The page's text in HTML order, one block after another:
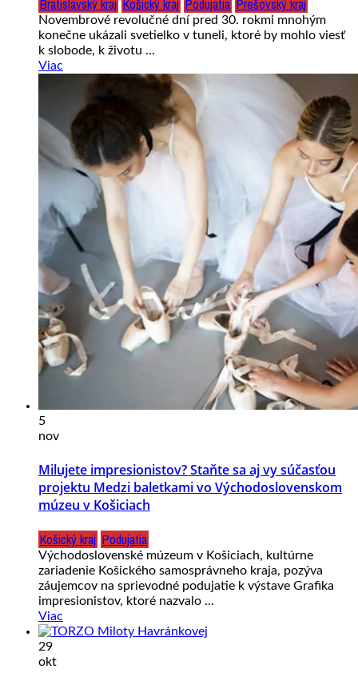
Bratislavský kraj Košický kraj Podujatia Prešovský kraj
Novembrové revolučné dní pred 30. rokmi mnohým
konečne ukázali svetielko v tuneli, ktoré by mohlo viesť
k slobode, k životu ...
Viac
5
nov
Milujete impresionistov? Staňte sa aj vy súčasťou
projektu Medzi baletkami vo Východoslovenskom
múzeu v Košiciach
Košický kraj Podujatia
Východoslovenské múzeum v Košiciach, kultúrne
zariadenie Košického samosprávneho kraja, pozýva
záujemcov na sprievodné podujatie k výstave Grafika
impresionistov, ktoré nazvalo ...
Viac
29
okt